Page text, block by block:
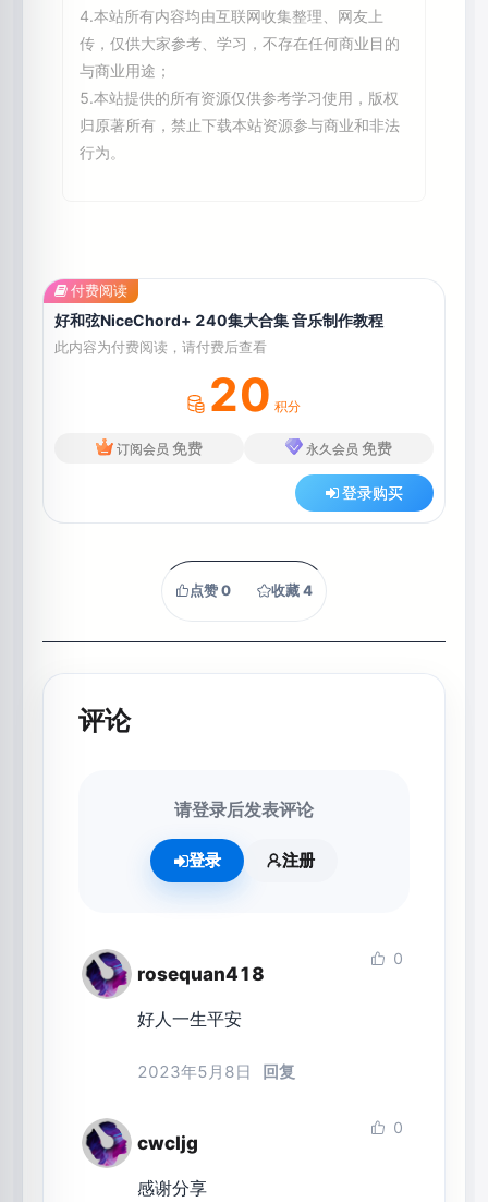
4.本站所有内容均由互联网收集整理、网友上
传，仅供大家参考、学习，不存在任何商业目的
与商业用途；
5.本站提供的所有资源仅供参考学习使用，版权
归原著所有，禁止下载本站资源参与商业和非法
行为。
好和弦NiceChord+ 240集大合集 音乐制作教程
此内容为付费阅读，请付费后查看
20 积分
订阅会员 免费 永久会员 免费
登录购买
付费阅读
点赞0 收藏4
评论
请登录后发表评论
登录 注册
rosequan418
0
好人一生平安
2023年5月8日 回复
cwcljg
0
感谢分享